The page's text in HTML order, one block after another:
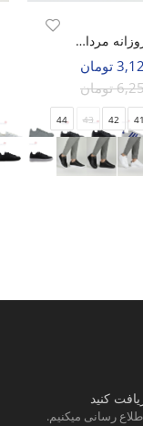
کتونی روزانه مردانه آدیداس Adidas Advantage M
41
42
43
44
کنید
رسانی میکنیم.